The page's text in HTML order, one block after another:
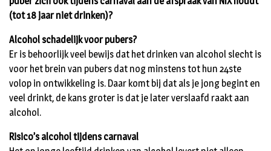
(tot 18 jaar niet drinken)?
Alcohol schadelijk voor pubers?
Er is behoorlijk veel bewijs dat het drinken van alcohol slecht is
voor het brein van pubers dat nog minstens tot hun 24ste
volop in ontwikkeling is. Daar komt bij dat als je jong begint en
veel drinkt, de kans groter is dat je later verslaafd raakt aan
alcohol.
Risico’s alcohol tijdens carnaval